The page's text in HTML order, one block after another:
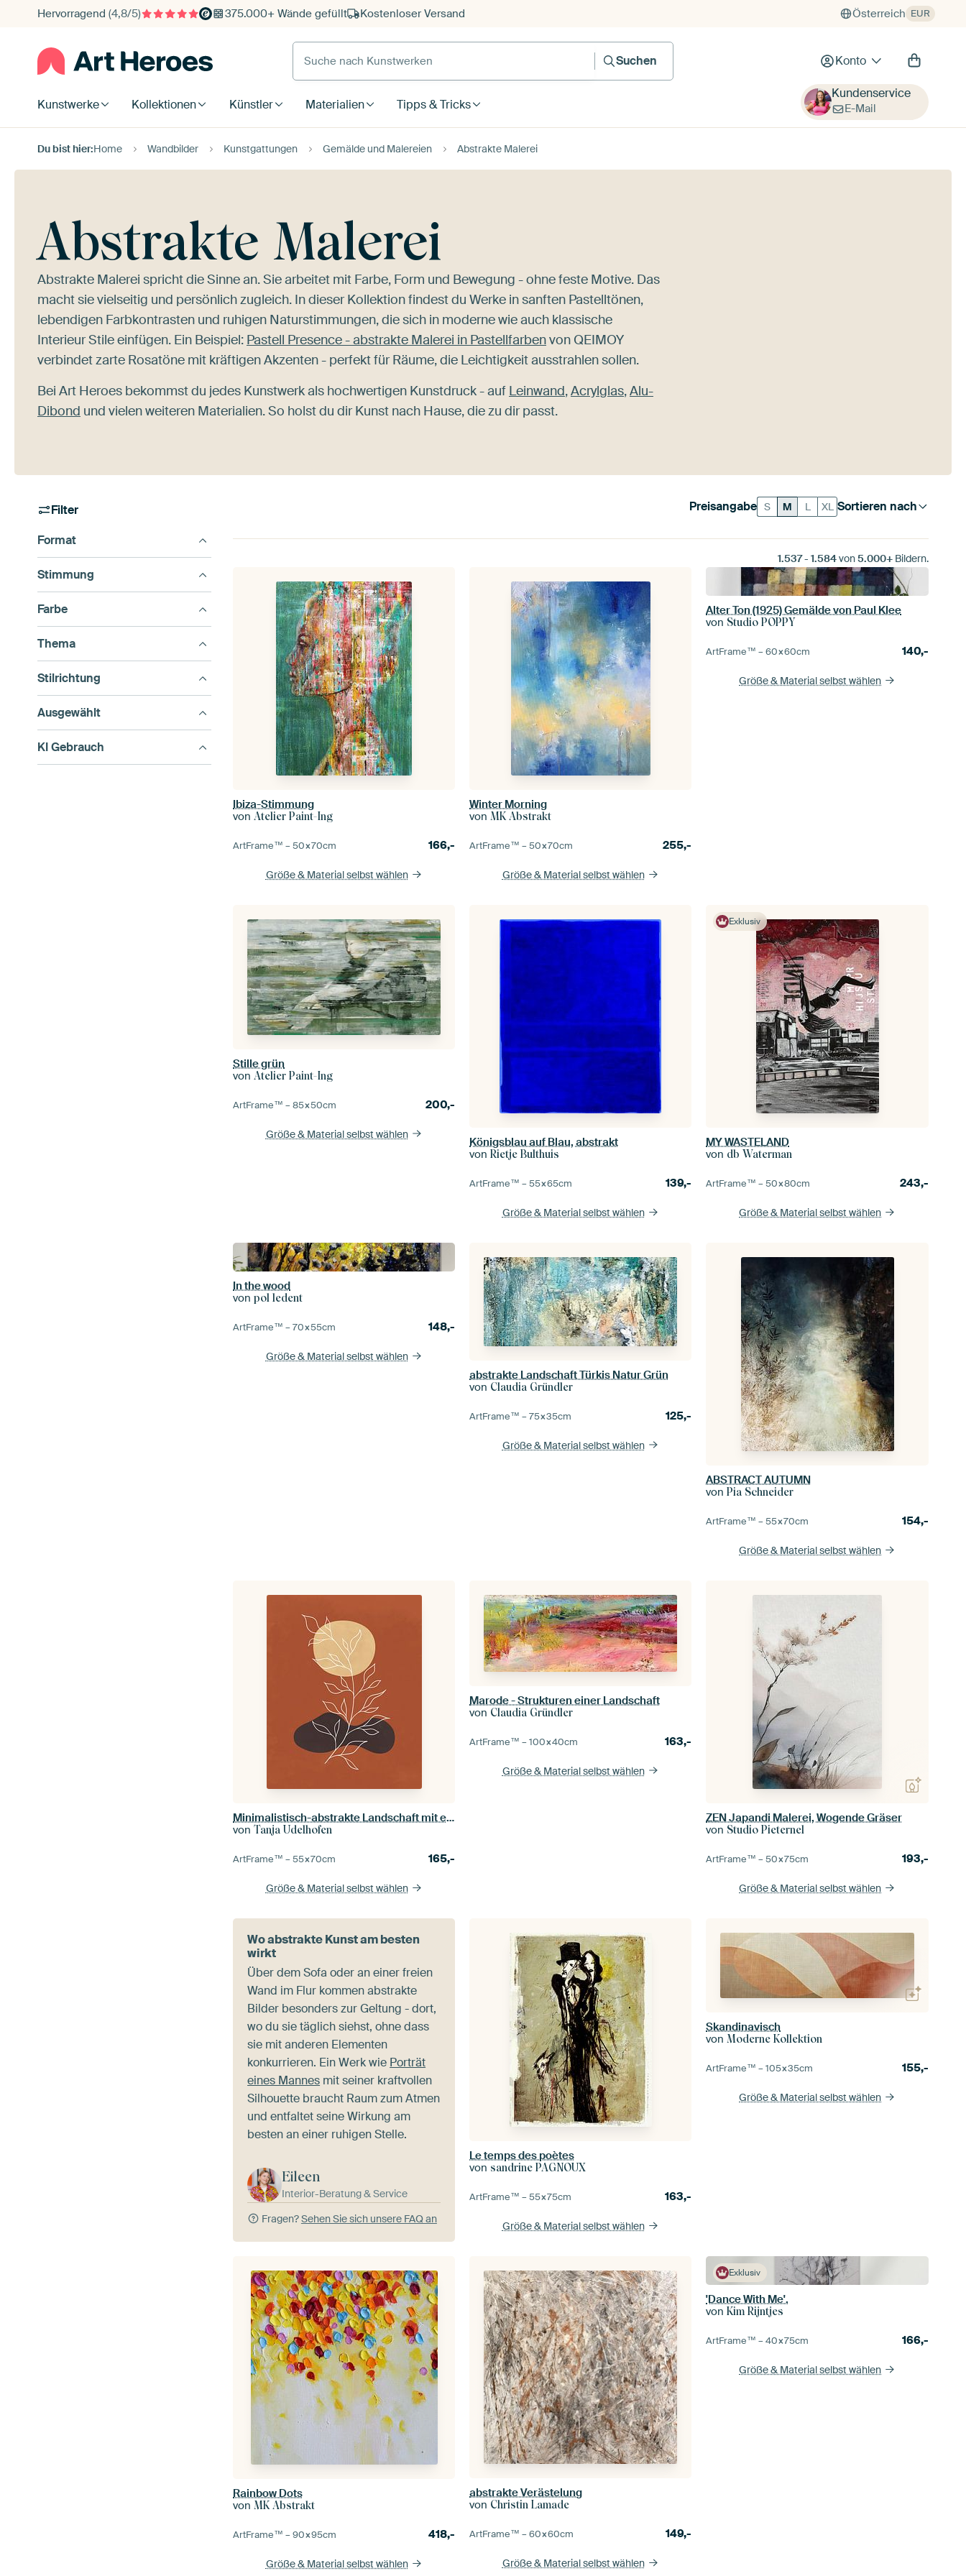
Hervorragend (4,8/5) 375.000+ Wände gefüllt Kostenloser Versand Österreich EUR
Suche nach Kunstwerken
Suchen
Konto
Kunstwerke Kollektionen Künstler Materialien Tipps & Tricks
Kundenservice
E-Mail
Du bist hier:Home Wandbilder Kunstgattungen Gemälde und Malereien Abstrakte Malerei
Abstrakte Malerei
Abstrakte Malerei spricht die Sinne an. Sie arbeitet mit Farbe, Form und Bewegung - ohne feste Motive. Das
macht sie vielseitig und persönlich zugleich. In dieser Kollektion findest du Werke in sanften Pastelltönen,
lebendigen Farbkontrasten und ruhigen Naturstimmungen, die sich in moderne wie auch klassische
Interieur Stile einfügen. Ein Beispiel: Pastell Presence - abstrakte Malerei in Pastellfarbenvon QEIMOY
verbindet zarte Rosatöne mit kräftigen Akzenten - perfekt für Räume, die Leichtigkeit ausstrahlen sollen.
Bei Art Heroes bekommst du jedes Kunstwerk als hochwertigen Kunstdruck - auf Leinwand,Acrylglas,Alu-
Dibond und vielen weiteren Materialien. So holst du dir Kunst nach Hause, die zu dir passt.
Filter
Format
Stimmung
Farbe
Thema
Stilrichtung
Ausgewählt
KI Gebrauch
Sortieren nach
Preisangabe S M L XL
1.537- 1.584von5.000+Bildern.
Ibiza-Stimmung
vonAtelier Paint-Ing
ArtFrame™ –50×70cm 166,-
Größe & Material selbst wählen
Winter Morning
vonMK Abstrakt
ArtFrame™ –50×70cm 255,-
Größe & Material selbst wählen
Alter Ton (1925) Gemälde von Paul Klee
von Studio POPPY
ArtFrame™ –60×60cm 140,-
Größe & Material selbst wählen
Stille grün
vonAtelier Paint-Ing
ArtFrame™ –85×50cm 200,-
Größe & Material selbst wählen
Königsblau auf Blau, abstrakt
vonRietje Bulthuis
ArtFrame™ –55×65cm 139,-
Größe & Material selbst wählen
Exklusiv
MY WASTELAND
von db Waterman
ArtFrame™ –50×80cm 243,-
Größe & Material selbst wählen
In the wood
vonpol ledent
ArtFrame™ –70×55cm 148,-
Größe & Material selbst wählen
abstrakte Landschaft Türkis Natur Grün
von Claudia Gründler
ArtFrame™ –75×35cm 125,-
Größe & Material selbst wählen
ABSTRACT AUTUMN
vonPia Schneider
ArtFrame™ –55×70cm 154,-
Größe & Material selbst wählen
Minimalistisch-abstrakte Landschaft mit einer Pflanze in Herbstfarben
vonTanja Udelhofen
ArtFrame™ –55×70cm 165,-
Größe & Material selbst wählen
Marode - Strukturen einer Landschaft
von Claudia Gründler
ArtFrame™ –100×40cm 163,-
Größe & Material selbst wählen
ZEN Japandi Malerei, Wogende Gräser
von Studio Pieternel
ArtFrame™ –50×75cm 193,-
Größe & Material selbst wählen
Wo abstrakte Kunst am besten
wirkt
Über dem Sofa oder an einer freien
Wand im Flur kommen abstrakte
Bilder besonders zur Geltung - dort,
wo du sie täglich siehst, ohne dass
sie mit anderen Elementen
konkurrieren. Ein Werk wie Porträt
eines Mannes mit seiner kraftvollen
Silhouette braucht Raum zum Atmen
und entfaltet seine Wirkung am
besten an einer ruhigen Stelle.
Eileen
Interior-Beratung & Service
Fragen?Sehen Sie sich unsere FAQ an
Le temps des poètes
von sandrine PAGNOUX
ArtFrame™ –55×75cm 163,-
Größe & Material selbst wählen
Skandinavisch
vonModerne Kollektion
ArtFrame™ –105×35cm 155,-
Größe & Material selbst wählen
Rainbow Dots
vonMK Abstrakt
ArtFrame™ –90×95cm 418,-
Größe & Material selbst wählen
abstrakte Verästelung
von Christin Lamade
ArtFrame™ –60×60cm 149,-
Größe & Material selbst wählen
Exklusiv
'Dance With Me'.
vonKim Rijntjes
ArtFrame™ –40×75cm 166,-
Größe & Material selbst wählen